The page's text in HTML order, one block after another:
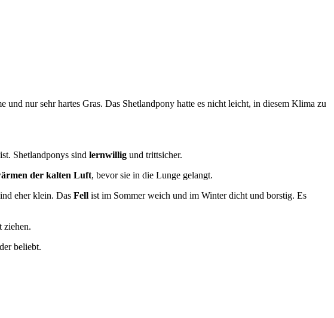
nur sehr hartes Gras. Das Shetlandpony hatte es nicht leicht, in diesem Klima zu
Shetlandponys sind lernwillig und trittsicher.
der kalten Luft, bevor sie in die Lunge gelangt.
eher klein. Das Fell ist im Sommer weich und im Winter dicht und borstig. Es
ziehen.
beliebt.